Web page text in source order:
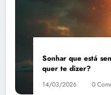
Sonhar que está
quer te dizer?
14/03/2026 0